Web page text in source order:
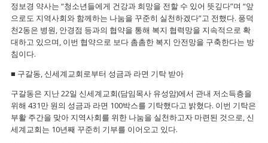
정보경 약사는 “청소년들에게 건강과 희망을 전할 수 있어 뜻깊다”며 “앞
으로도 지역사회와 함께하는 나눔을 꾸준히 실천하겠다”고 전했다. 풍덕
천2동은 병원, 안경점 등과의 협약을 통해 복지 협력망을 지속적으로 확
대하고 있으며, 이번 협약으로 보다 촘촘한 복지 안전망을 구축한다는 방
침이다.
■ 구갈동, 신세계교회로부터 성금과 라면 기탁 받아
구갈동은 지난 22일 신세계교회(담임목사 유성암)에서 관내 저소득층을
위해 431만 원의 성금과 라면 100박스를 기탁했다고 밝혔다. 이번 기탁은
부활 주간을 맞아 지역사회를 위한 나눔을 실천하고자 마련된 것으로, 신
세계교회는 10년째 꾸준히 기부를 이어오고 있다.